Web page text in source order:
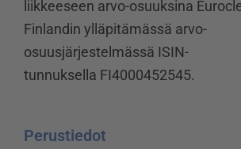
liikkeeseen arvo-osuuksina
Finlandin ylläpitämässä arvo-
osuusjärjestelmässä ISIN-
tunnuksella FI4000452545.
Perustiedot